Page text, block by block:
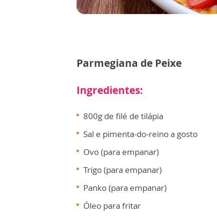
Parmegiana de Peixe
Ingredientes:
800g de filé de tilápia
Sal e pimenta-do-reino a gosto
Ovo (para empanar)
Trigo (para empanar)
Panko (para empanar)
Óleo para fritar